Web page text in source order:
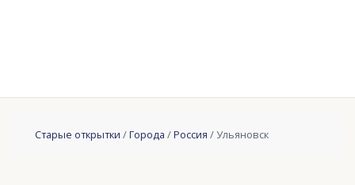
Старые открытки /Города /Россия / Ульяновск